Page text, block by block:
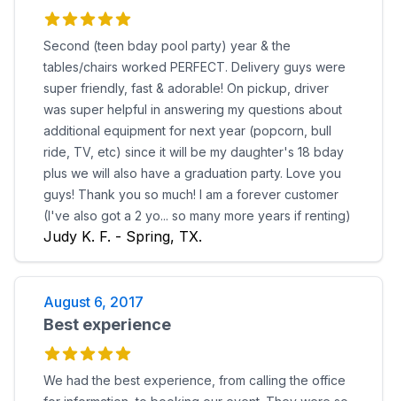
Second (teen bday pool party) year & the
tables/chairs worked PERFECT. Delivery guys were
super friendly, fast & adorable! On pickup, driver
was super helpful in answering my questions about
additional equipment for next year (popcorn, bull
ride, TV, etc) since it will be my daughter's 18 bday
plus we will also have a graduation party. Love you
guys! Thank you so much! I am a forever customer
(I've also got a 2 yo... so many more years if renting)
Judy K. F. - Spring, TX.
August 6, 2017
Best experience
We had the best experience, from calling the office